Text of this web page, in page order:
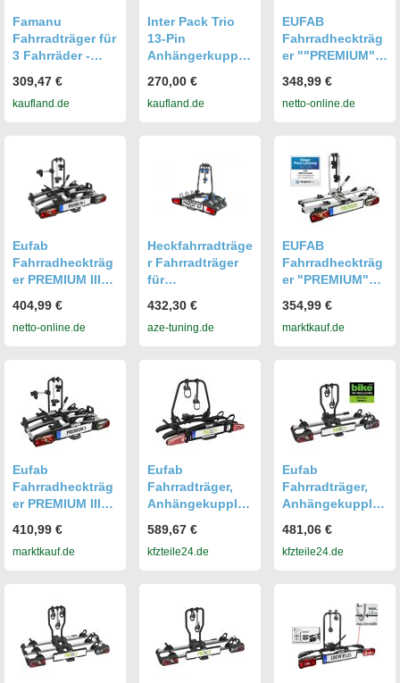
Famanu
Fahrradträger für
3 Fahrräder -
Anhängerkupplu
ngs-
Handhabung
309,47 €
kaufland.de
Inter Pack Trio
13-Pin
Anhängerkupplu
Fahrradträger
270,00 €
kaufland.de
EUFAB
Fahrradheckträg
er ""PREMIUM""
Anhängerkupplu
ng
348,99 €
netto-online.de
Eufab
Fahrradheckträg
er PREMIUM III
Anhängerkupplu
ng
404,99 €
netto-online.de
Heckfahrradträge
r Fahrradträger
für
ng Hapro Atlas
Premium III
432,30 €
aze-tuning.de
EUFAB
Fahrradheckträg
er "PREMIUM"
Anhängerkupplu
ng
354,99 €
marktkauf.de
Eufab
Fahrradheckträg
er PREMIUM III
Anhängerkupplu
ng
410,99 €
marktkauf.de
Eufab
Fahrradträger,
Anhängekupplu
Tecdc1+ 11650
589,67 €
kfzteile24.de
Eufab
Fahrradträger,
Anhängekupplu
Probc2+ 11601
481,06 €
kfzteile24.de